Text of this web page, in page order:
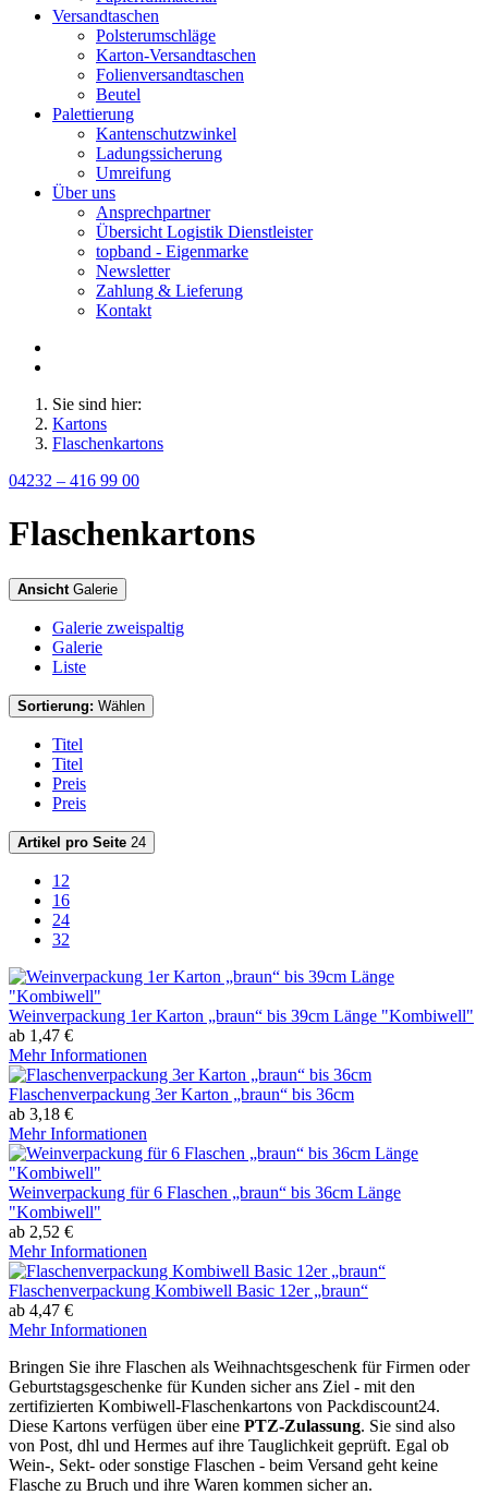
Versandtaschen
Polsterumschläge
Karton-Versandtaschen
Folienversandtaschen
Beutel
Palettierung
Kantenschutzwinkel
Ladungssicherung
Umreifung
Über uns
Ansprechpartner
Übersicht Logistik Dienstleister
topband - Eigenmarke
Newsletter
Zahlung & Lieferung
Kontakt
Sie sind hier:
Kartons
Flaschenkartons
04232 – 416 99 00
Flaschenkartons
Ansicht Galerie
Galerie zweispaltig
Galerie
Liste
Sortierung: Wählen
Titel
Titel
Preis
Preis
Artikel pro Seite 24
12
16
24
32
Weinverpackung 1er Karton „braun“ bis 39cm Länge "Kombiwell"
ab 1,47 €
Mehr Informationen
Flaschenverpackung 3er Karton „braun“ bis 36cm
ab 3,18 €
Mehr Informationen
Weinverpackung für 6 Flaschen „braun“ bis 36cm Länge
"Kombiwell"
ab 2,52 €
Mehr Informationen
Flaschenverpackung Kombiwell Basic 12er „braun“
ab 4,47 €
Mehr Informationen
Bringen Sie ihre Flaschen als Weihnachtsgeschenk für Firmen oder
Geburtstagsgeschenke für Kunden sicher ans Ziel - mit den
zertifizierten Kombiwell-Flaschenkartons von Packdiscount24.
Diese Kartons verfügen über eine PTZ-Zulassung. Sie sind also
von Post, dhl und Hermes auf ihre Tauglichkeit geprüft. Egal ob
Wein-, Sekt- oder sonstige Flaschen - beim Versand geht keine
Flasche zu Bruch und ihre Waren kommen sicher an.